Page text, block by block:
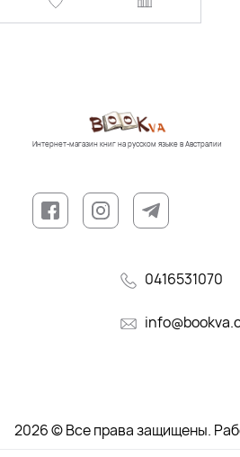
Интернет-магазин книг на русском языке в Австралии
0416531070
2026 © Все права защищены.